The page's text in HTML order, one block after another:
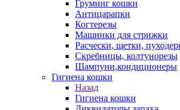
Груминг кошки
Антицарапки
Когтерезы
Машинки для стрижки
Расчески, щетки,
Скребницы, колтунорезы
Шампуни,кондиционеры
Гигиена кошки
Назад
Гигиена кошки